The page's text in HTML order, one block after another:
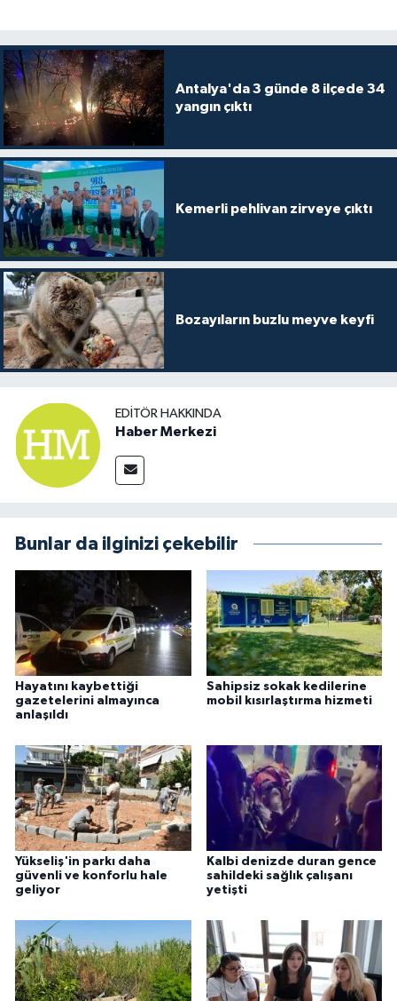
Antalya'da 3 günde 8 ilçede 34
yangın çıktı
Kemerli pehlivan zirveye çıktı
Bozayıların buzlu meyve keyfi
EDITÖR HAKKINDA
Haber Merkezi
Bunlar da ilginizi çekebilir
Hayatını kaybettiği
gazetelerini almayınca
anlaşıldı
Sahipsiz sokak kedilerine
mobil kısırlaştırma hizmeti
Yükseliş'in parkı daha
güvenli ve konforlu hale
geliyor
Kalbi denizde duran gence
sahildeki sağlık çalışanı
yetişti